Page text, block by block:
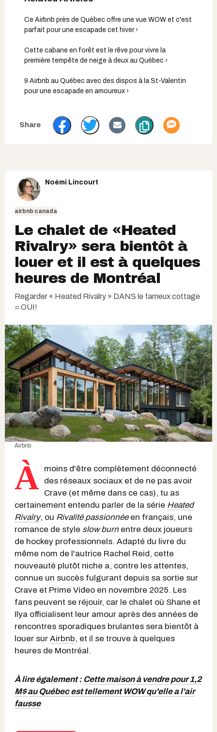
Ce Airbnb près de Québec offre une vue WOW et c'est
parfait pour une escapade cet hiver ›
Cette cabane en forêt est le rêve pour vivre la
première tempête de neige à deux au Québec ›
9 Airbnb au Québec avec des dispos à la St-Valentin
pour une escapade en amoureux ›
Noémi Lincourt
airbnb canada
Le chalet de «Heated
Rivalry» sera bientôt à
louer et il est à quelques
heures de Montréal
Regarder « Heated Rivalry » DANS le fameux cottage
= OUI!
Airbnb
À
moins d'être complètement déconnecté
des réseaux sociaux et de ne pas avoir
Crave (et même dans ce cas), tu as
certainement entendu parler de la série Heated
Rivalry, ou Rivalité passionnéeen français, une
romance de style slow burn entre deux joueurs
de hockey professionnels. Adapté du livre du
même nom de l'autrice Rachel Reid, cette
nouveauté plutôt niche a, contre les attentes,
connue un succès fulgurant depuis sa sortie sur
Crave et Prime Video en novembre 2025. Les
fans peuvent se réjouir, car le chalet où Shane et
Ilya officialisent leur amour après des années de
rencontres sporadiques brulantes sera bientôt à
louer sur Airbnb, et il se trouve à quelques
heures de Montréal.
À lire également : Cette maison à vendre pour 1,2
M$ au Québec est tellement WOW qu'elle a l'air
fausse